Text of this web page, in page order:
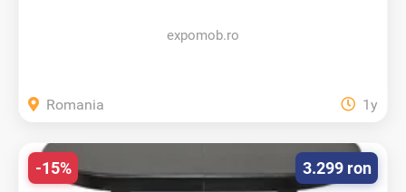
expomob.ro
Romania 1y
3.299 ron
-15%